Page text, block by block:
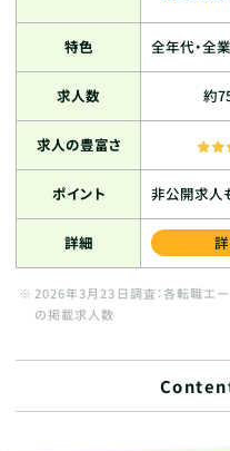
特色 全年代・全
求人数 約
求人の豊富さ
ポイント 非公開求人
詳細
2026年3月23日調査：各転職エ
の掲載求人数